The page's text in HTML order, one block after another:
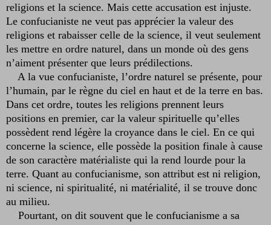
religions et la science. Mais cette accusation est injuste.
Le confucianiste ne veut pas apprécier la valeur des
religions et rabaisser celle de la science, il veut seulement
les mettre en ordre naturel, dans un monde où des gens
n’aiment présenter que leurs prédilections.
A la vue confucianiste, l’ordre naturel se présente, pour
l’humain, par le règne du ciel en haut et de la terre en bas.
Dans cet ordre, toutes les religions prennent leurs
positions en premier, car la valeur spirituelle qu’elles
possèdent rend légère la croyance dans le ciel. En ce qui
concerne la science, elle possède la position finale à cause
de son caractère matérialiste qui la rend lourde pour la
terre. Quant au confucianisme, son attribut est ni religion,
ni science, ni spiritualité, ni matérialité, il se trouve donc
au milieu.
Pourtant, on dit souvent que le confucianisme a sa